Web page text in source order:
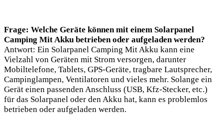
Frage: Welche Geräte können mit einem Solarpanel
Camping Mit Akku betrieben oder aufgeladen werden?
Antwort: Ein Solarpanel Camping Mit Akku kann eine
Vielzahl von Geräten mit Strom versorgen, darunter
Mobiltelefone, Tablets, GPS-Geräte, tragbare Lautsprecher,
Campinglampen, Ventilatoren und vieles mehr. Solange ein
Gerät einen passenden Anschluss (USB, Kfz-Stecker, etc.)
für das Solarpanel oder den Akku hat, kann es problemlos
betrieben oder aufgeladen werden.